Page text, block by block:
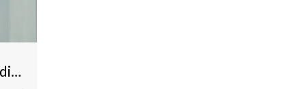
Il ruolo della realtà aumentata nella digital strategy